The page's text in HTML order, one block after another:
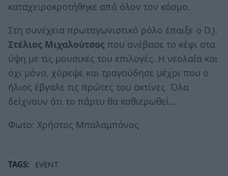
καταχειροκροτήθηκε από όλον τον κόσμο.
Στη συνέχεια πρωταγωνιστικό ρόλο έπαιξε ο D.J.
Στέλιος Μιχαλούτσος που ανέβασε το κέφι στα
ύψη με τις μουσικές του επιλογές. Η νεολαία και
όχι μόνο, χόρεψε και τραγούδησε μέχρι που ο
ήλιος έβγαλε τις πρώτες του ακτίνες. Όλα
δείχνουν ότι το πάρτυ θα καθιερωθεί…
Φωτο: Χρήστος Μπαλαμπάνος
TAGS: EVENT